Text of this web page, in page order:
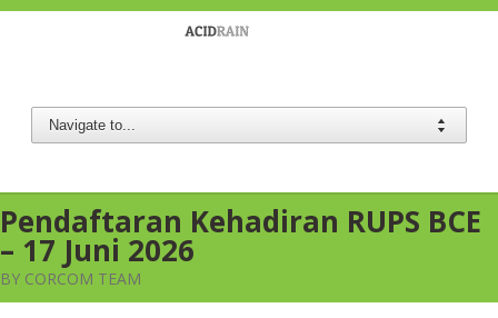
Pendaftaran Kehadiran RUPS BCE
– 17 Juni 2026
BY CORCOM TEAM